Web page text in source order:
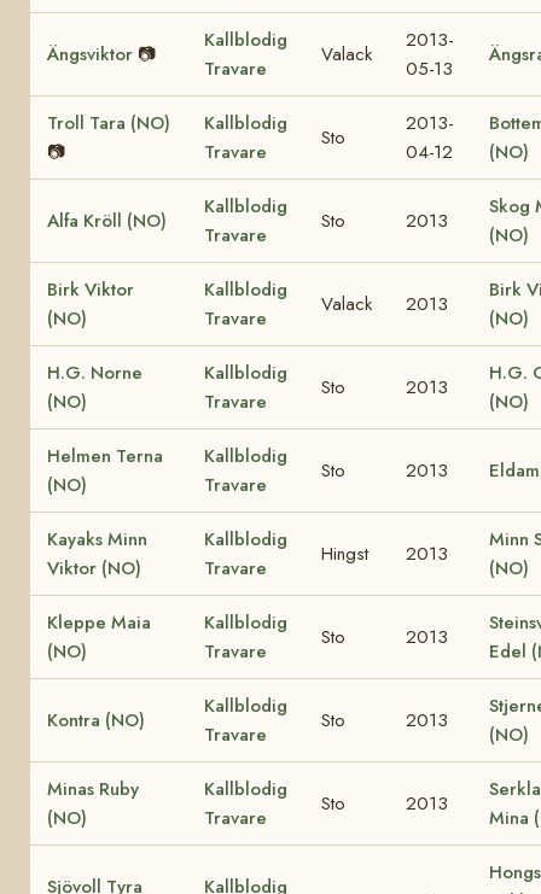
Ängsviktor 📷
Kallblodig
Travare
Valack
2013-
05-13
Troll Tara (NO)
📷
Kallblodig
Travare
Sto
2013-
04-12
(NO)
Alfa Kröll (NO)
Kallblodig
Travare
Sto 2013
Skog
(NO)
Birk Viktor
(NO)
Kallblodig
Travare
Valack 2013
Birk
(NO)
H.G. Norne
(NO)
Kallblodig
Travare
Sto 2013
H.G.
(NO)
Helmen Terna
(NO)
Kallblodig
Travare
Sto 2013
Kayaks Minn
Viktor (NO)
Kallblodig
Travare
Hingst 2013
Minn
(NO)
Kleppe Maia
(NO)
Kallblodig
Travare
Sto 2013
Edel
Kontra (NO)
Kallblodig
Travare
Sto 2013
(NO)
Minas Ruby
(NO)
Kallblodig
Travare
Sto 2013
Mina
Sjövoll Tyra
Kallblodig